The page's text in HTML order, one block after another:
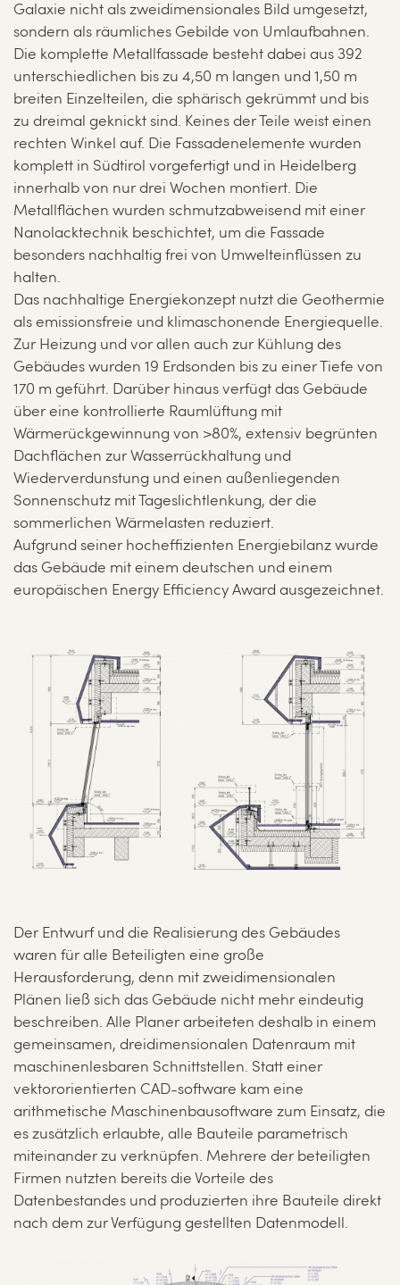
Galaxie nicht als zweidimensionales Bild umgesetzt,
sondern als räumliches Gebilde von Umlaufbahnen.
Die komplette Metallfassade besteht dabei aus 392
unterschiedlichen bis zu 4,50 m langen und 1,50 m
breiten Einzelteilen, die sphärisch gekrümmt und bis
zu dreimal geknickt sind. Keines der Teile weist einen
rechten Winkel auf. Die Fassadenelemente wurden
komplett in Südtirol vorgefertigt und in Heidelberg
innerhalb von nur drei Wochen montiert. Die
Metallflächen wurden schmutzabweisend mit einer
Nanolacktechnik beschichtet, um die Fassade
besonders nachhaltig frei von Umwelteinflüssen zu
halten.
Das nachhaltige Energiekonzept nutzt die Geothermie
als emissionsfreie und klimaschonende Energiequelle.
Zur Heizung und vor allen auch zur Kühlung des
Gebäudes wurden 19 Erdsonden bis zu einer Tiefe von
170 m geführt. Darüber hinaus verfügt das Gebäude
über eine kontrollierte Raumlüftung mit
Wärmerückgewinnung von >80%, extensiv begrünten
Dachflächen zur Wasserrückhaltung und
Wiederverdunstung und einen außenliegenden
Sonnenschutz mit Tageslichtlenkung, der die
sommerlichen Wärmelasten reduziert.
Aufgrund seiner hocheffizienten Energiebilanz wurde
das Gebäude mit einem deutschen und einem
europäischen Energy Efficiency Award ausgezeichnet.
Der Entwurf und die Realisierung des Gebäudes
waren für alle Beteiligten eine große
Herausforderung, denn mit zweidimensionalen
Plänen ließ sich das Gebäude nicht mehr eindeutig
beschreiben. Alle Planer arbeiteten deshalb in einem
gemeinsamen, dreidimensionalen Datenraum mit
maschinenlesbaren Schnittstellen. Statt einer
vektororientierten CAD-software kam eine
arithmetische Maschinenbausoftware zum Einsatz, die
es zusätzlich erlaubte, alle Bauteile parametrisch
miteinander zu verknüpfen. Mehrere der beteiligten
Firmen nutzten bereits die Vorteile des
Datenbestandes und produzierten ihre Bauteile direkt
nach dem zur Verfügung gestellten Datenmodell.